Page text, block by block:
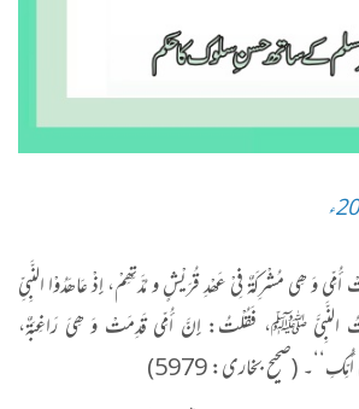
ھِی مُشْرِکَۃٌ فِیْ عَھْدِ قُرَیْشٍ و مُدَّتِھِمْ، إِذْ عَاھَدُوْا النَّبِیِّ
النَّبِیَّ ﷺ، فَقُلْتُ: إِنَّ أُمِّی قَدِمَتْ وَ ھِیَ رَاغِبَۃٌ،
(صحیح بخاری: 5979)